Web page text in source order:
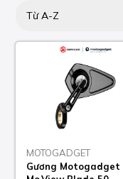
MOTOGADGET
Gương Motogadget